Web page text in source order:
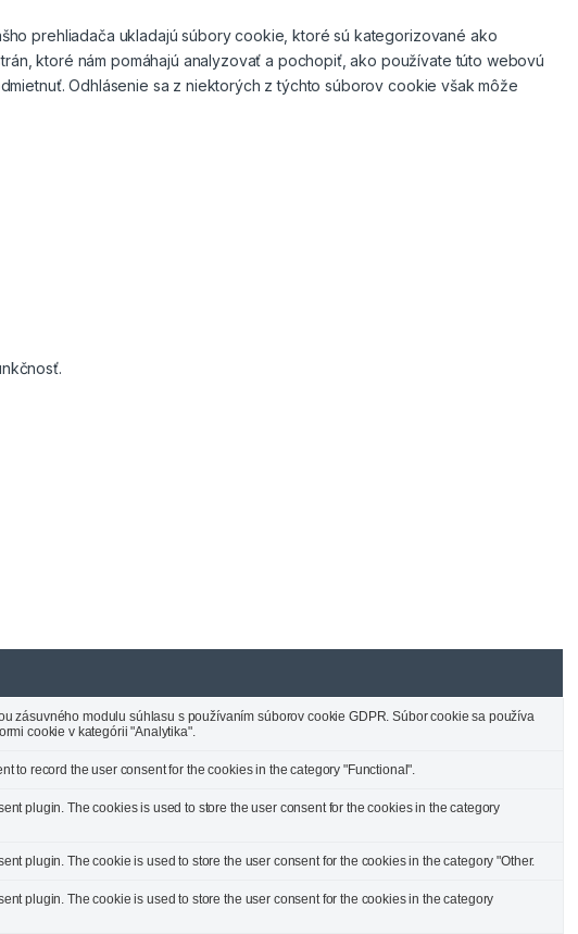
prehliadača ukladajú súbory cookie, ktoré sú kategorizované ako
ktoré nám pomáhajú analyzovať a pochopiť, ako používate túto webovú
Odhlásenie sa z niektorých z týchto súborov cookie však môže
zásuvného modulu súhlasu s používaním súborov cookie GDPR. Súbor cookie sa používa
cookie v kategórii "Analytika".
to record the user consent for the cookies in the category "Functional".
plugin. The cookies is used to store the user consent for the cookies in the category
plugin. The cookie is used to store the user consent for the cookies in the category "Other.
plugin. The cookie is used to store the user consent for the cookies in the category